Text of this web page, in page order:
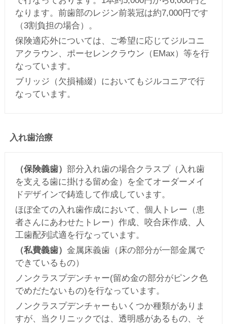
なります。前歯部のレジン前装冠は約7,000円です
（3割負担の場合）。
保険適応外については、ご希望に応じてジルコニ
アクラウン、ポーセレンクラウン（EMax）等を行
なっています。
ブリッジ（欠損補綴）においてもジルコニアで行
なっています。
入れ歯治療
（保険義歯） 部分入れ歯の場合クラスプ（入れ歯
を支える歯に掛ける留め金）を全てオーダーメイ
ドデザインで鋳造して作成しています。
ほぼ全ての入れ歯作成において、個人トレー（患
者さんにあわせたトレー）作成、咬合床作成、人
工歯配列試適を行なっています。
（私費義歯） 金属床義歯（床の部分が一部金属で
できているもの）
ノンクラスプデンチャー(留め金の部分がピンク色
でめだたないもの)を行なっています。
ノンクラスプデンチャーもいくつか種類がありま
すが、当クリニックでは、透明感があるもの、そ